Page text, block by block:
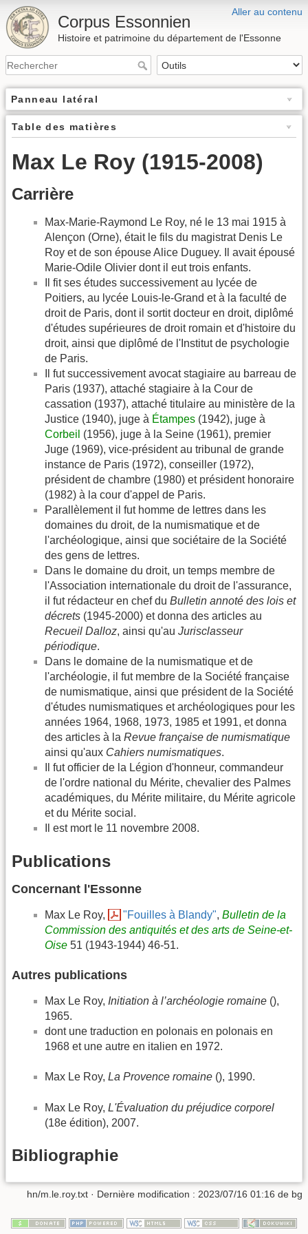
Aller au contenu
Corpus Essonnien
Histoire et patrimoine du département de l'Essonne
Panneau latéral
Table des matières
Max Le Roy (1915-2008)
Carrière
Max-Marie-Raymond Le Roy, né le 13 mai 1915 à
Alençon (Orne), était le fils du magistrat Denis Le
Roy et de son épouse Alice Duguey. Il avait épousé
Marie-Odile Olivier dont il eut trois enfants.
Il fit ses études successivement au lycée de
Poitiers, au lycée Louis-le-Grand et à la faculté de
droit de Paris, dont il sortit docteur en droit, diplômé
d'études supérieures de droit romain et d'histoire du
droit, ainsi que diplômé de l'Institut de psychologie
de Paris.
Il fut successivement avocat stagiaire au barreau de
Paris (1937), attaché stagiaire à la Cour de
cassation (1937), attaché titulaire au ministère de la
Justice (1940), juge à Étampes (1942), juge à
Corbeil (1956), juge à la Seine (1961), premier
Juge (1969), vice-président au tribunal de grande
instance de Paris (1972), conseiller (1972),
président de chambre (1980) et président honoraire
(1982) à la cour d'appel de Paris.
Parallèlement il fut homme de lettres dans les
domaines du droit, de la numismatique et de
l'archéologique, ainsi que sociétaire de la Société
des gens de lettres.
Dans le domaine du droit, un temps membre de
l'Association internationale du droit de l'assurance,
il fut rédacteur en chef du Bulletin annoté des lois et
décrets (1945-2000) et donna des articles au
Recueil Dalloz, ainsi qu'au Jurisclasseur
périodique.
Dans le domaine de la numismatique et de
l'archéologie, il fut membre de la Société française
de numismatique, ainsi que président de la Société
d'études numismatiques et archéologiques pour les
années 1964, 1968, 1973, 1985 et 1991, et donna
des articles à la Revue française de numismatique
ainsi qu'aux Cahiers numismatiques.
Il fut officier de la Légion d'honneur, commandeur
de l'ordre national du Mérite, chevalier des Palmes
académiques, du Mérite militaire, du Mérite agricole
et du Mérite social.
Il est mort le 11 novembre 2008.
Publications
Concernant l'Essonne
Max Le Roy, "Fouilles à Blandy",Bulletin de la
Commission des antiquités et des arts de Seine-et-
Oise 51 (1943-1944) 46-51.
Autres publications
Max Le Roy, Initiation à l’archéologie romaine (),
1965.
dont une traduction en polonais en polonais en
1968 et une autre en italien en 1972.
Max Le Roy, La Provence romaine (), 1990.
Max Le Roy, L'Évaluation du préjudice corporel
(18e édition), 2007.
Bibliographie
hn/m.le.roy.txt · Dernière modification : 2023/07/16 01:16 de bg